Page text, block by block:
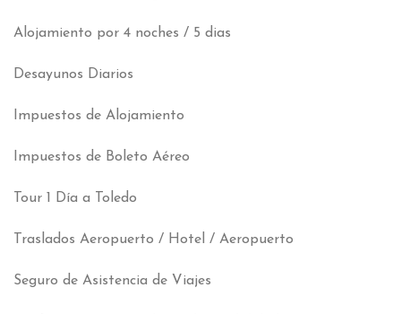
Alojamiento por 4 noches / 5 dias
Desayunos Diarios
Impuestos de Alojamiento
Impuestos de Boleto Aéreo
Tour 1 Día a Toledo
Traslados Aeropuerto / Hotel / Aeropuerto
Seguro de Asistencia de Viajes